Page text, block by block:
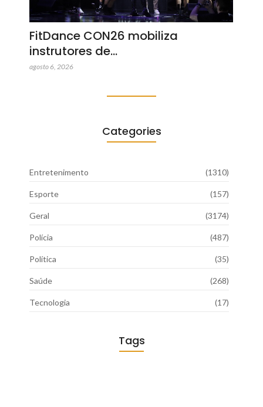
FitDance CON26 mobiliza
instrutores de…
agosto 6, 2026
Categories
Entretenimento (1310)
Esporte (157)
Geral (3174)
Polícia (487)
Política (35)
Saúde (268)
Tecnologia (17)
Tags